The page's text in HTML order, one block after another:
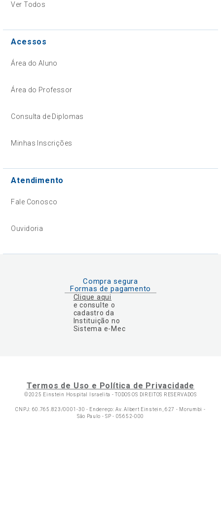
Ver Todos
Acessos
Área do Aluno
Área do Professor
Consulta de Diplomas
Minhas Inscrições
Atendimento
Fale Conosco
Ouvidoria
Compra segura
Formas de pagamento
Clique aqui
e consulte o
cadastro da
Instituição no
Sistema e-Mec
Termos de Uso e Política de Privacidade
©2025 Einstein Hospital Israelita -TODOS OS DIREITOS RESERVADOS
CNPJ: 60.765.823/0001-30 - Endereço: Av. Albert Einstein, 627 - Morumbi -
São Paulo - SP - 05652-000